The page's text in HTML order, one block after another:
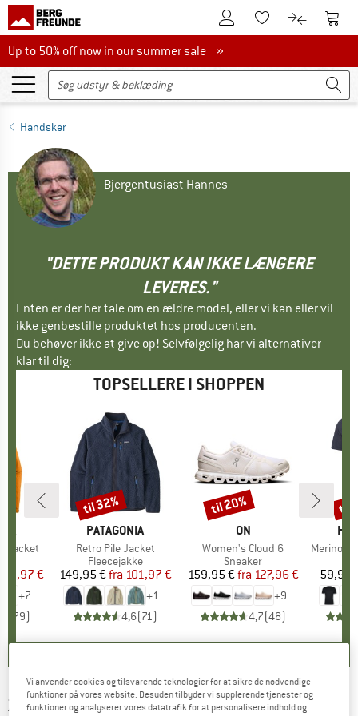
Til kundekontoenTil huskesedlen.
Til Til
Up to 50% off now in our summer sale
Up to 50% off now in our summer sale »
Handsker
Bjergentusiast Hannes
"DETTE PRODUKT KAN IKKE LÆNGERE
LEVERES."
Enten er der her tale om en ældre model, eller vi kan eller vil
ikke genbestille produktet hos producenten.
Du behøver ikke at give op! Selvfølgelig har vi alternativer
klar til dig:
TOPSELLERE I SHOPPEN
Jacket
pris
€
+7
79)
MÆRKE
PATAGONIA
Artikel
Retro Pile Jacket
Produktgruppe
Fleecejakke
Pris
149,95 € Nedsat pris
fra 101,97 €
+1
4,6(71)
Rabat
til 32%
MÆRKE
ON
Artikel
Women's Cloud 6
Produktgruppe
Sneaker
Pris
159,95 € Nedsat pris
fra 127,96 €
+9
4,7(48)
Rabat
til 20%
Artikel
MerinoMix150
59,95
til
ZIG ZAG - Kid's Santiay Softshell Glove -
Vi anvender cookies og tilsvarende teknologier for at sikre de nødvendige
funktioner på vores website. Desuden tilbyder vi supplerende tjenester og
funktioner og analyserer vores datatrafik for at personalisere indhold og